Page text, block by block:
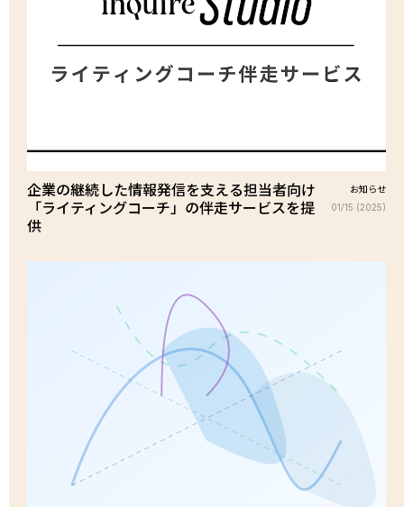
企業の継続した情報発信を支える担当者向け
「ライティングコーチ」の伴走サービスを提
供
お知らせ
01/15 (2025)